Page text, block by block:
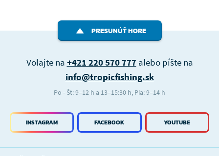
PRESUNÚŤ HORE
INSTAGRAM FACEBOOK YOUTUBE
Volajte na +421 220 570 777alebo píšte na
info@tropicfishing.sk
Po - Št: 9–12 h a 13–15:30 h, Pia: 9–14 h